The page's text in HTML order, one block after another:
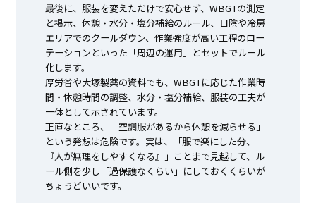
最後に、服装を変えただけで安心せず、WBGTの測定
と掲示、休憩・水分・塩分補給のルール、日陰や冷房
エリアでのクールダウン、作業強度が高い工程のロー
テーションといった「周辺の運用」とセットでルール
化します。
厚労省や大塚製薬の資料でも、WBGTに応じた作業時
間・休憩時間の調整、水分・塩分補給、服装の工夫が
一体として示されています。
正直なところ、「空調服があるから休憩を減らせる」
という発想は危険です。実は、「服で楽にした分、
『人が無理をしやすくなる』」ことまで見越して、ル
ール側を少し「過保護なくらい」にしておくくらいが
ちょうどいいです。